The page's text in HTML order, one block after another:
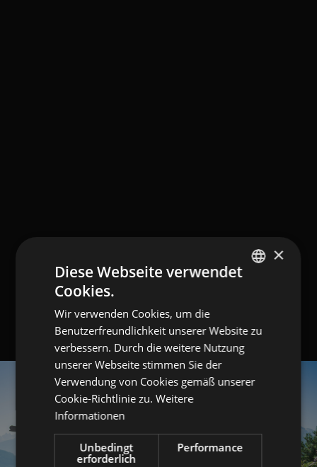
×
Diese Webseite verwendet
Cookies.
Wir verwenden Cookies, um die
Benutzerfreundlichkeit unserer Website zu
verbessern. Durch die weitere Nutzung
unserer Webseite stimmen Sie der
Verwendung von Cookies gemäß unserer
Cookie-Richtlinie zu. Weitere
Informationen
Unbedingt
erforderlich
Performance